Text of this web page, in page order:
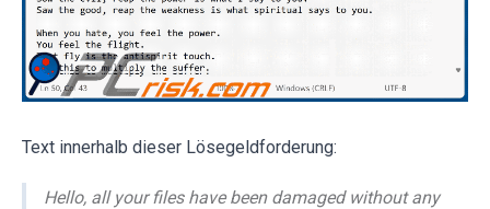
Text innerhalb dieser Lösegeldforderung:
Hello, all your files have been damaged without any